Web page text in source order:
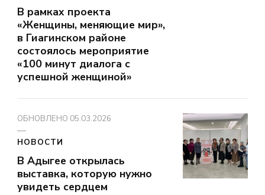
В рамках проекта
«Женщины, меняющие мир»,
в Гиагинском районе
состоялось мероприятие
«100 минут диалога с
успешной женщиной»
ОБНОВЛЕНО 05.03.2026
НОВОСТИ
В Адыгее открылась
выставка, которую нужно
увидеть сердцем